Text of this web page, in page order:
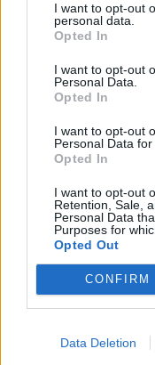
I want to opt-out
personal data.
Opted In
I want to opt-out
Personal Data.
Opted In
I want to opt-out
Personal Data for
Opted In
I want to opt-out
Retention, Sale,
Personal Data
Purposes for
Opted Out
CONFIRM
Data Deletion
pressing.
(méthode
quotidien se
vêtement.
lavages inutiles,
et préservent les
s’impose, suivez
Procédure de
Préparez la
propre, eau
laine/soie),